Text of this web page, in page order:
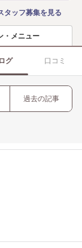
タッフ募集を見る
・メニュー
グ 口コミ
過去の記事